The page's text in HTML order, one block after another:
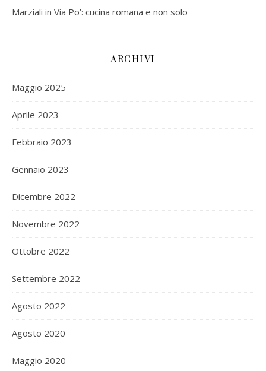
Marziali in Via Po’: cucina romana e non solo
ARCHIVI
Maggio 2025
Aprile 2023
Febbraio 2023
Gennaio 2023
Dicembre 2022
Novembre 2022
Ottobre 2022
Settembre 2022
Agosto 2022
Agosto 2020
Maggio 2020